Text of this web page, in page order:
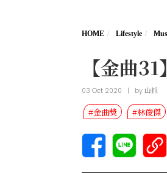
HOME Lifestyle
【金曲
03 Oct 2020 | by山抓
#金曲獎 #林俊傑